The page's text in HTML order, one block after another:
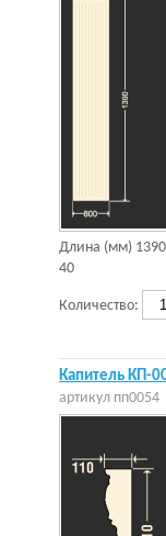
Длина (мм) 1390
40
Количество:
Капитель КП-
артикул пп0054